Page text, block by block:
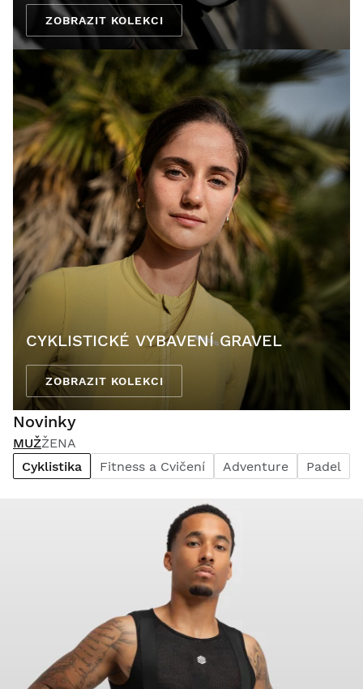
ZOBRAZIT KOLEKCI
CYKLISTICKÉ VYBAVENÍ GRAVEL
ZOBRAZIT KOLEKCI
Novinky
MUŽŽENA
Cyklistika
Fitness a Cvičení Adventure Padel